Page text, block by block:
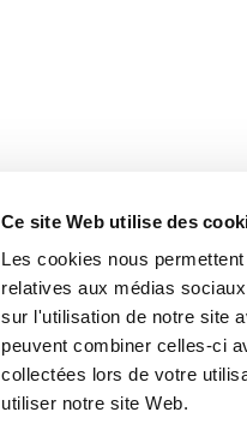
Ce site Web utilise des
Les cookies nous
relatives aux médias
sur l'utilisation de notre site
peuvent combiner celles-ci
collectées lors de votre
utiliser notre site Web.